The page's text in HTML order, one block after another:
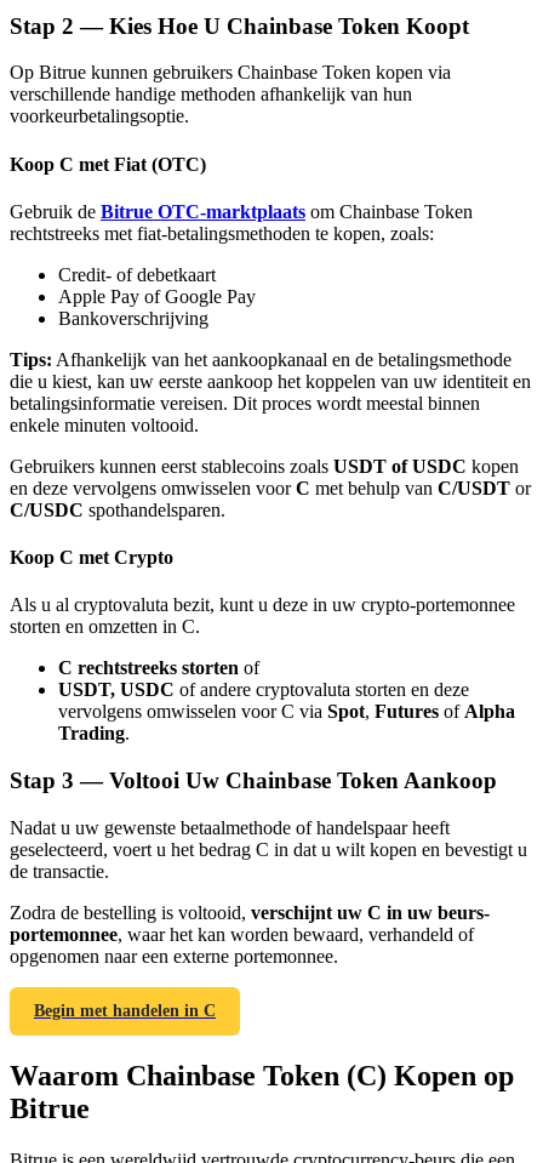
Bitrue-partners
Bitrue Affiliates
Tot 65% commissies!
Doorverwijzing
Nodig een vriend uit om contante beloningen te ontvangen
BTC Welcome Rewards
BTC Welcome Rewards
Deposit CASHCAT & Win
Stap 2 — Kies Hoe U Chainbase Token Koopt
Op Bitrue kunnen gebruikers Chainbase Token kopen via
verschillende handige methoden afhankelijk van hun
voorkeurbetalingsoptie.
Koop C met Fiat (OTC)
Gebruik de Bitrue OTC-marktplaats om Chainbase Token
rechtstreeks met fiat-betalingsmethoden te kopen, zoals:
Credit- of debetkaart
Apple Pay of Google Pay
Bankoverschrijving
Tips: Afhankelijk van het aankoopkanaal en de betalingsmethode
die u kiest, kan uw eerste aankoop het koppelen van uw identiteit en
betalingsinformatie vereisen. Dit proces wordt meestal binnen
enkele minuten voltooid.
Gebruikers kunnen eerst stablecoins zoals USDT of USDC kopen
en deze vervolgens omwisselen voorC met behulp van C/USDT or
C/USDC spothandelsparen.
Koop C met Crypto
Als u al cryptovaluta bezit, kunt u deze in uw crypto-portemonnee
storten en omzetten in C.
C rechtstreeks storten of
USDT, USDC of andere cryptovaluta storten en deze
vervolgens omwisselen voor C via Spot, Futures ofAlpha
Trading.
Stap 3 —Voltooi Uw Chainbase Token Aankoop
Nadat u uw gewenste betaalmethode of handelspaar heeft
geselecteerd, voert u het bedrag C in dat u wilt kopen en bevestigt u
de transactie.
Zodra de bestelling is voltooid, verschijnt uw C in uw beurs-
portemonnee, waar het kan worden bewaard, verhandeld of
opgenomen naar een externe portemonnee.
Begin met handelen in C
Waarom Chainbase Token (C) Kopen op
Bitrue